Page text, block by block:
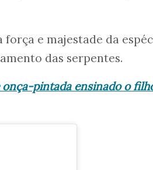
e majestade da
das serpentes.
pintada ensinado o